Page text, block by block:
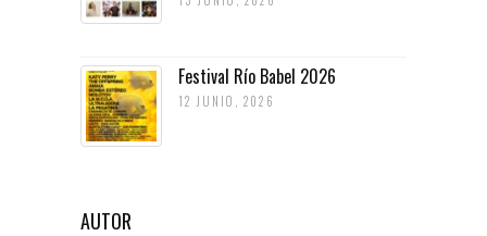
Festival Río Babel 2026
12 JUNIO, 2026
AUTOR